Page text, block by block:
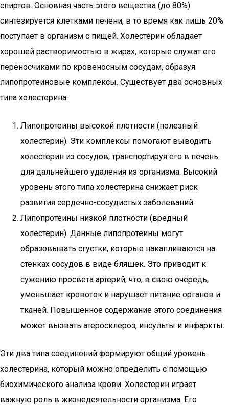
спиртов. Основная часть этого вещества (до 80%)
синтезируется клетками печени, в то время как лишь 20%
поступает в организм с пищей. Холестерин обладает
хорошей растворимостью в жирах, которые служат его
переносчиками по кровеносным сосудам, образуя
липопротеиновые комплексы. Существует два основных
типа холестерина:
Липопротеины высокой плотности (полезный
холестерин). Эти комплексы помогают выводить
холестерин из сосудов, транспортируя его в печень
для дальнейшего удаления из организма. Высокий
уровень этого типа холестерина снижает риск
развития сердечно-сосудистых заболеваний.
Липопротеины низкой плотности (вредный
холестерин). Данные липопротеины могут
образовывать сгустки, которые накапливаются на
стенках сосудов в виде бляшек. Это приводит к
сужению просвета артерий, что, в свою очередь,
уменьшает кровоток и нарушает питание органов и
тканей. Повышенное содержание этого соединения
может вызвать атеросклероз, инсульты и инфаркты.
Эти два типа соединений формируют общий уровень
холестерина, который можно определить с помощью
биохимического анализа крови. Холестерин играет
важную роль в жизнедеятельности организма. Его